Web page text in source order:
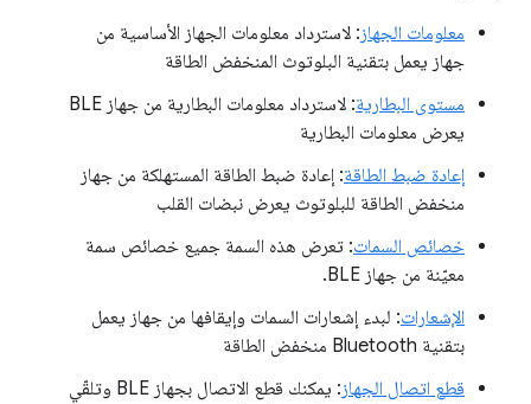
معلومات الجهاز: لاسترداد معلومات الجهاز الأساسية من
جهاز يعمل بتقنية البلوتوث المنخفض الطاقة
مستوى البطارية
: لاسترداد معلومات البطارية من جهاز BLE
يعرض معلومات البطارية
إعادة ضبط الطاقة: إعادة ضبط الطاقة المستهلكة من جهاز
منخفض الطاقة للبلوتوث يعرض نبضات القلب
خصائص السمات: تعرض هذه السمة جميع خصائص سمة
معيّنة من جهاز BLE.
الإشعارات: لبدء إشعارات السمات وإيقافها من جهاز يعمل
بتقنية Bluetooth منخفض الطاقة
قطع اتصال الجهاز
: يمكنك قطع الاتصال بجهاز BLE وتلقّي